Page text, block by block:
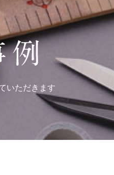
いただきます